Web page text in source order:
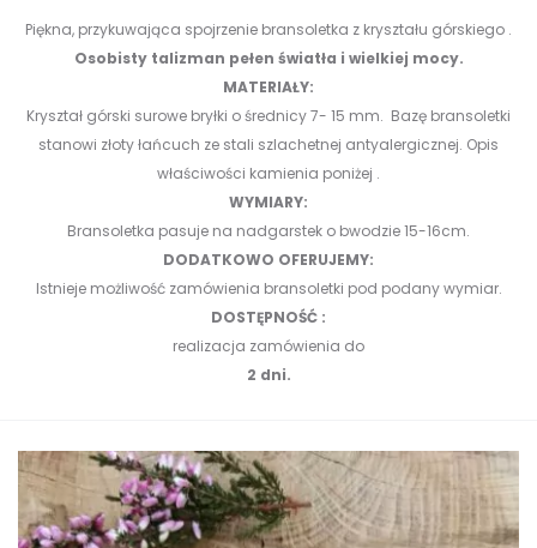
Piękna, przykuwająca spojrzenie bransoletka z kryształu górskiego .
Osobisty talizman pełen światła i wielkiej mocy.
MATERIAŁY:
Kryształ górski surowe bryłki o średnicy 7- 15 mm. Bazę bransoletki
stanowi złoty łańcuch ze stali szlachetnej antyalergicznej. Opis
właściwości kamienia poniżej .
WYMIARY:
Bransoletka pasuje na nadgarstek o bwodzie 15-16cm.
DODATKOWO OFERUJEMY:
Istnieje możliwość zamówienia bransoletki pod podany wymiar.
DOSTĘPNOŚĆ :
realizacja zamówienia do
2 dni.